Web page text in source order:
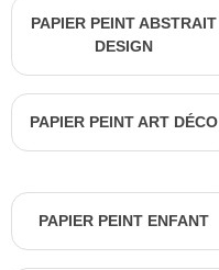
PAPIER PEINT ABSTRAIT
DESIGN
PAPIER PEINT ART DÉCO
PAPIER PEINT ENFANT